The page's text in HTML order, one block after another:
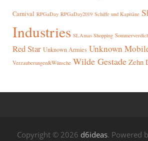
Carnival RPGaDay RPGaDay2019 Schiffe und Kapitäne
Industries SLAmas Shopping
Red Star Unknown Armies Unknown
Verzauberungen&Wünsche Wilde Gestade Zehn
Copyright © 2026 d6ideas. Powered